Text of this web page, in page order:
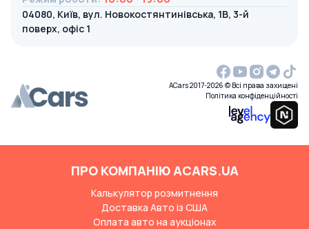
04080, Київ, вул. Новокостянтинівська, 1В, 3-й
поверх, офіс 1
ACars 2017-2026 © Всі права захищені
Політика конфіденційності
ПРО КОМПАНІЮ ACARS.UA
Калькулятор розмитнення
Доставка Авто із США
Оплата авто на аукціонах